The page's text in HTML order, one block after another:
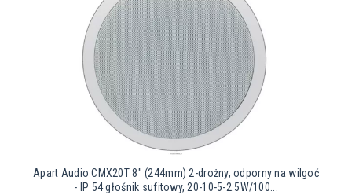
Apart Audio CMX20T 8" (244mm) 2-drożny, odporny na wilgoć
- IP 54 głośnik sufitowy, 20-10-5-2.5W/100...